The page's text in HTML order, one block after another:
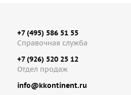
+7 (495) 586 51 55
Справочная служба
+7 (926) 520 25 12
Отдел продаж
info@kkontinent.ru